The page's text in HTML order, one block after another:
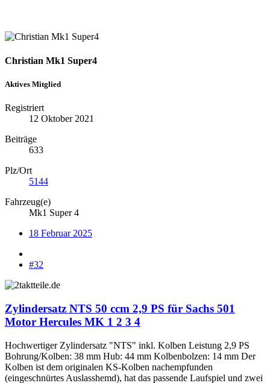
Christian Mk1 Super4
Aktives Mitglied
Registriert
12 Oktober 2021
Beiträge
633
Plz/Ort
5144
Fahrzeug(e)
Mk1 Super 4
18 Februar 2025
#32
Zylindersatz NTS 50 ccm 2,9 PS für Sachs 501
Motor Hercules MK 1 2 3 4
Hochwertiger Zylindersatz "NTS" inkl. Kolben Leistung 2,9 PS
Bohrung/Kolben: 38 mm Hub: 44 mm Kolbenbolzen: 14 mm Der
Kolben ist dem originalen KS-Kolben nachempfunden
(eingeschnürtes Auslasshemd), hat das passende Laufspiel und zwei